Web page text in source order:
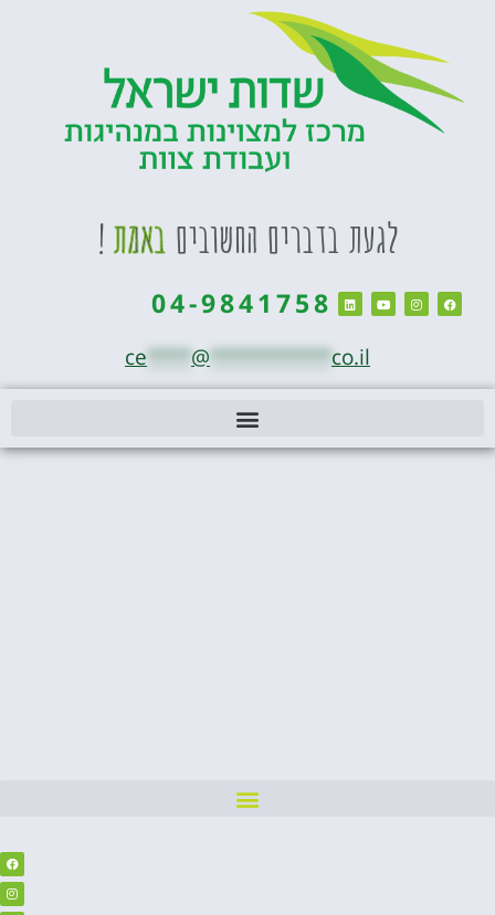
לגעת בדברים החשובים באמת!
04-9841758
ce **** @ *********** co.il